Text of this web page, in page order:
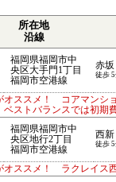
所在地
沿線
福岡県福岡市中
央区大手門1丁目
福岡市空港線
赤坂
徒歩
オススメ！ コアマンシ
ベストバランスでは初期
福岡県福岡市中
央区地行2丁目
福岡市空港線
西新
徒歩
オススメ！ ラクレイス